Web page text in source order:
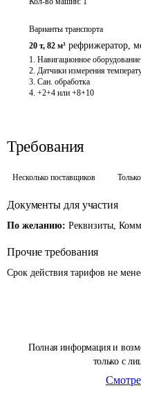
Полная информация и
только с
Варианты транспорта
20 т, 82 м³ рефрижератор,
1. Навигационное оборудование
2. Датчики измерения
3. Сан. обработка
4. +2+4 или +8+10
Требования
Несколько поставщиков
Документы для участия
По желанию: Реквизиты,
Прочие требования
Срок действия тарифов не